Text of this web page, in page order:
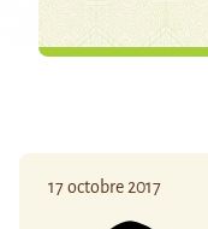
17 octobre 2017